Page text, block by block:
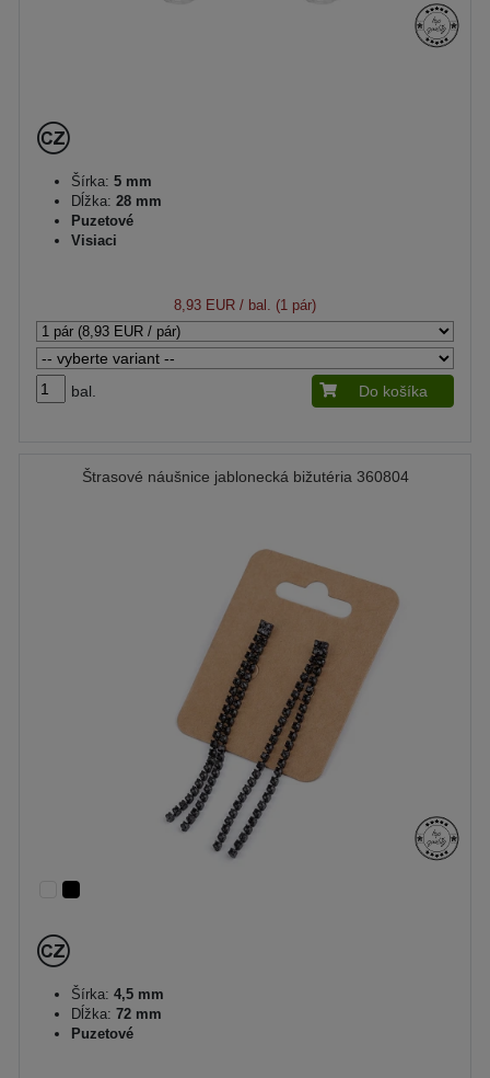
Šírka: 5 mm
Dĺžka: 28 mm
Puzetové
Visiaci
8,93 EUR / bal. (1 pár)
bal. Do košíka
Štrasové náušnice jablonecká bižutéria 360804
Šírka: 4,5 mm
Dĺžka: 72 mm
Puzetové